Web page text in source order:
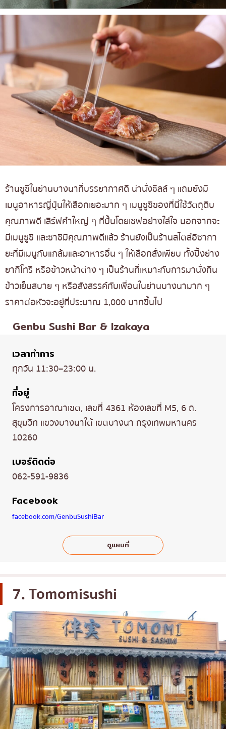
ร้านซูชิในย่านบางนาที่บรรยากาศดี น่านั่งชิลล์ ๆ แถมยังมี
เมนูอาหารญี่ปุ่นให้เลือกเยอะมาก ๆ เมนูซูชิของที่นี่ใช้วัตถุดิบ
คุณภาพดี เสิร์ฟคำใหญ่ ๆ ที่ปั้นโดยเชฟอย่างใส่ใจ นอกจากจะ
มีเมนูซูชิ และซาชิมิคุณภาพดีแล้ว ร้านยังเป็นร้านสไตล์อิซากา
ยะที่มีเมนูกับแกล้มและอาหารอื่น ๆ ให้เลือกสั่งเพียบ ทั้งปิ้งย่าง
ยากิโทริ หรือข้าวหน้าต่าง ๆ เป็นร้านที่เหมาะกับการมานั่งกิน
ข้าวเย็นสบาย ๆ หรือสังสรรค์กับเพื่อนในย่านบางนามาก ๆ
ราคาต่อหัวจะอยู่ที่ประมาณ 1,000 บาทขึ้นไป
Genbu Sushi Bar & Izakaya
เวลาทำการ
ทุกวัน 11:30–23:00 น.
ที่อยู่
โครงการอาณาเขต, เลขที่ 4361 ห้องเลขที่ M5, 6 ถ.
สุขุมวิท แขวงบางนาใต้ เขตบางนา กรุงเทพมหานคร
10260
เบอร์ติดต่อ
062-591-9836
Facebook
facebook.com/GenbuSushiBar
ดูแผนที่
7. Tomomisushi